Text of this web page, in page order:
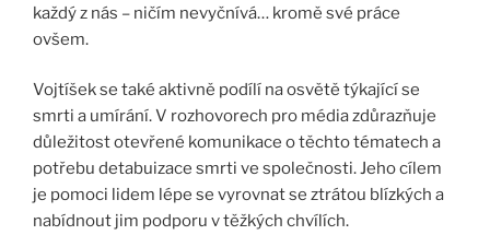
každý z nás – ničím nevyčnívá… kromě své práce
ovšem.
Vojtíšek se také aktivně podílí na osvětě týkající se
smrti a umírání. V rozhovorech pro média zdůrazňuje
důležitost otevřené komunikace o těchto tématech a
potřebu detabuizace smrti ve společnosti. Jeho cílem
je pomoci lidem lépe se vyrovnat se ztrátou blízkých a
nabídnout jim podporu v těžkých chvílích.